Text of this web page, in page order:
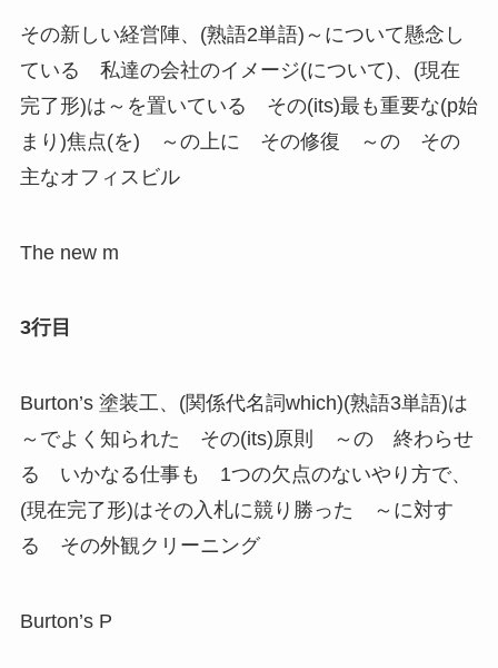
その新しい経営陣、(熟語2単語)～について懸念し
ている 私達の会社のイメージ(について)、(現在
完了形)は～を置いている その(its)最も重要な(p始
まり)焦点(を) ～の上に その修復 ～の その
主なオフィスビル
The new m
3行目
Burton’s 塗装工、(関係代名詞which)(熟語3単語)は
～でよく知られた その(its)原則 ～の 終わらせ
る いかなる仕事も 1つの欠点のないやり方で、
(現在完了形)はその入札に競り勝った ～に対す
る その外観クリーニング
Burton’s P